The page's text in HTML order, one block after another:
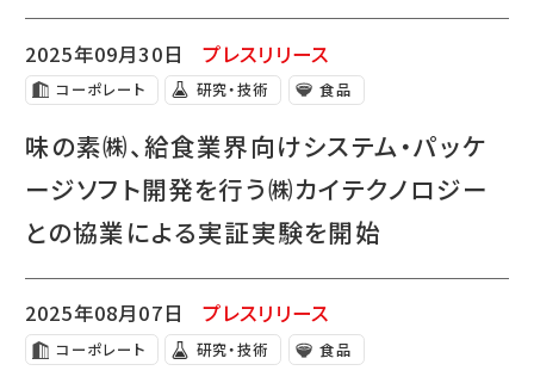
2025年09月30日 プレスリリース
コーポレート 研究・技術 食品
味の素㈱、給食業界向けシステム・パッケ
ージソフト開発を行う㈱カイテクノロジー
との協業による実証実験を開始
2025年08月07日 プレスリリース
コーポレート 研究・技術 食品